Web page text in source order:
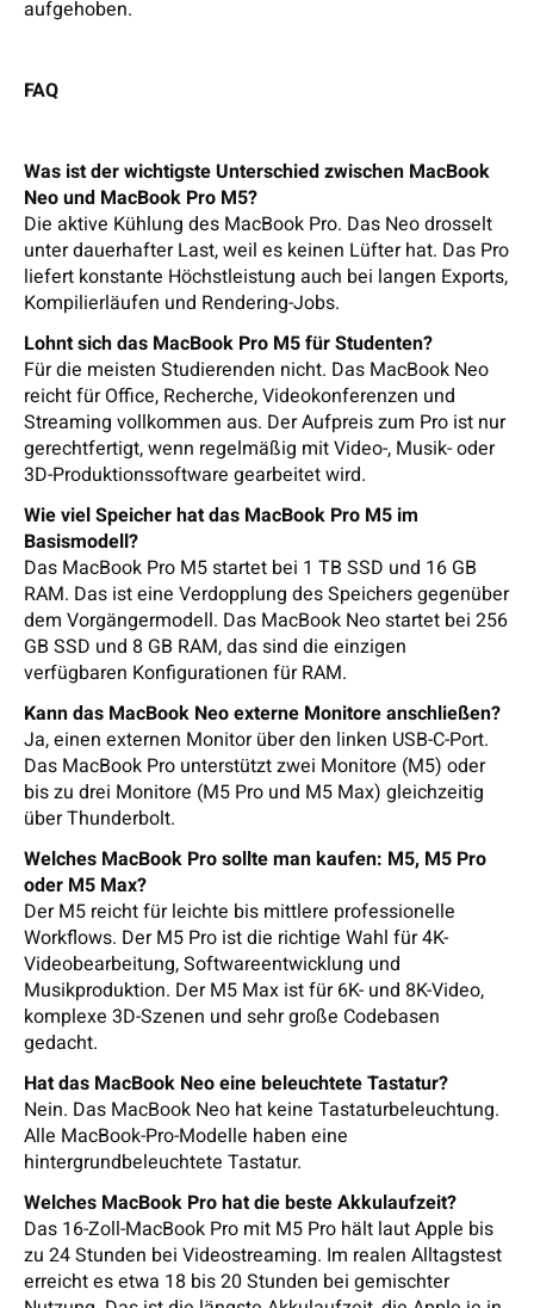
aufgehoben.
FAQ
Was ist der wichtigste Unterschied zwischen MacBook
Neo und MacBook Pro M5?
Die aktive Kühlung des MacBook Pro. Das Neo drosselt
unter dauerhafter Last, weil es keinen Lüfter hat. Das Pro
liefert konstante Höchstleistung auch bei langen Exports,
Kompilierläufen und Rendering-Jobs.
Lohnt sich das MacBook Pro M5 für Studenten?
Für die meisten Studierenden nicht. Das MacBook Neo
reicht für Office, Recherche, Videokonferenzen und
Streaming vollkommen aus. Der Aufpreis zum Pro ist nur
gerechtfertigt, wenn regelmäßig mit Video-, Musik- oder
3D-Produktionssoftware gearbeitet wird.
Wie viel Speicher hat das MacBook Pro M5 im
Basismodell?
Das MacBook Pro M5 startet bei 1 TB SSD und 16 GB
RAM. Das ist eine Verdopplung des Speichers gegenüber
dem Vorgängermodell. Das MacBook Neo startet bei 256
GB SSD und 8 GB RAM, das sind die einzigen
verfügbaren Konfigurationen für RAM.
Kann das MacBook Neo externe Monitore anschließen?
Ja, einen externen Monitor über den linken USB-C-Port.
Das MacBook Pro unterstützt zwei Monitore (M5) oder
bis zu drei Monitore (M5 Pro und M5 Max) gleichzeitig
über Thunderbolt.
Welches MacBook Pro sollte man kaufen: M5, M5 Pro
oder M5 Max?
Der M5 reicht für leichte bis mittlere professionelle
Workflows. Der M5 Pro ist die richtige Wahl für 4K-
Videobearbeitung, Softwareentwicklung und
Musikproduktion. Der M5 Max ist für 6K- und 8K-Video,
komplexe 3D-Szenen und sehr große Codebasen
gedacht.
Hat das MacBook Neo eine beleuchtete Tastatur?
Nein. Das MacBook Neo hat keine Tastaturbeleuchtung.
Alle MacBook-Pro-Modelle haben eine
hintergrundbeleuchtete Tastatur.
Welches MacBook Pro hat die beste Akkulaufzeit?
Das 16-Zoll-MacBook Pro mit M5 Pro hält laut Apple bis
zu 24 Stunden bei Videostreaming. Im realen Alltagstest
erreicht es etwa 18 bis 20 Stunden bei gemischter